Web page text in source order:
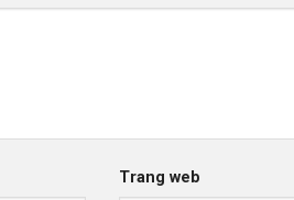
Trang web